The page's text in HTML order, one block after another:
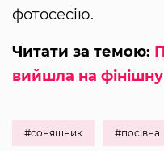
фотосесію.
Читати за темою:
вийшла на
#соняшник #посівна